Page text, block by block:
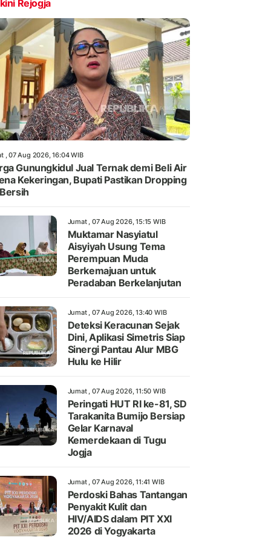
Rejogja
, 07 Aug 2026, 16:04 WIB
Gunungkidul Jual Ternak demi Beli Air
Kekeringan, Bupati Pastikan Dropping
Jumat , 07 Aug 2026, 15:15 WIB
Muktamar Nasyiatul
Aisyiyah Usung Tema
Perempuan Muda
Berkemajuan untuk
Peradaban Berkelanjutan
Jumat , 07 Aug 2026, 13:40 WIB
Deteksi Keracunan Sejak
Dini, Aplikasi Simetris Siap
Sinergi Pantau Alur MBG
Hulu ke Hilir
Jumat , 07 Aug 2026, 11:50 WIB
Peringati HUT RI ke-81, SD
Tarakanita Bumijo Bersiap
Gelar Karnaval
Kemerdekaan di Tugu
Jogja
Jumat , 07 Aug 2026, 11:41 WIB
Perdoski Bahas Tantangan
Penyakit Kulit dan
HIV/AIDS dalam PIT XXI
2026 di Yogyakarta